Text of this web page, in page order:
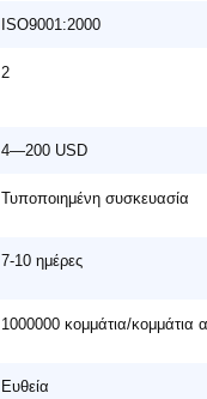
ISO9001:2000
2
4—200 USD
Τυποποιημένη συσκευασία
7-10 ημέρες
1000000 κομμάτια/κομμάτια
Ευθεία